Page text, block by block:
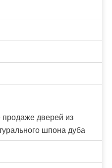
продаже дверей из
шпона дуба